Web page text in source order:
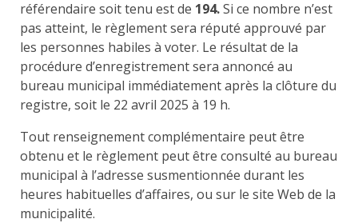
référendaire soit tenu est de 194.Si ce nombre n’est
pas atteint, le règlement sera réputé approuvé par
les personnes habiles à voter. Le résultat de la
procédure d’enregistrement sera annoncé au
bureau municipal immédiatement après la clôture du
registre, soit le 22 avril 2025 à 19 h.
Tout renseignement complémentaire peut être
obtenu et le règlement peut être consulté au bureau
municipal à l’adresse susmentionnée durant les
heures habituelles d’affaires, ou sur le site Web de la
municipalité.